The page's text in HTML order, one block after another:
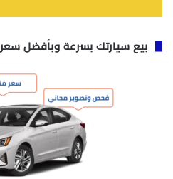
بيع سيارتك بسرعة وبأفضل سعر